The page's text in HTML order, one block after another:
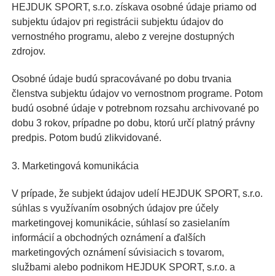
HEJDUK SPORT, s.r.o. získava osobné údaje priamo od
subjektu údajov pri registrácii subjektu údajov do
vernostného programu, alebo z verejne dostupných
zdrojov.
Osobné údaje budú spracovávané po dobu trvania
členstva subjektu údajov vo vernostnom programe. Potom
budú osobné údaje v potrebnom rozsahu archivované po
dobu 3 rokov, prípadne po dobu, ktorú určí platný právny
predpis. Potom budú zlikvidované.
3. Marketingová komunikácia
V prípade, že subjekt údajov udelí HEJDUK SPORT, s.r.o.
súhlas s využívaním osobných údajov pre účely
marketingovej komunikácie, súhlasí so zasielaním
informácií a obchodných oznámení a ďalších
marketingových oznámení súvisiacich s tovarom,
službami alebo podnikom HEJDUK SPORT, s.r.o. a